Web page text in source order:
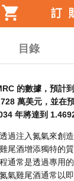
目錄
的數據，預計
萬美元，並在
年將達到
過注入氮氣來創
尾酒增添獨特的
通常是透過專用
氣雞尾酒通常以